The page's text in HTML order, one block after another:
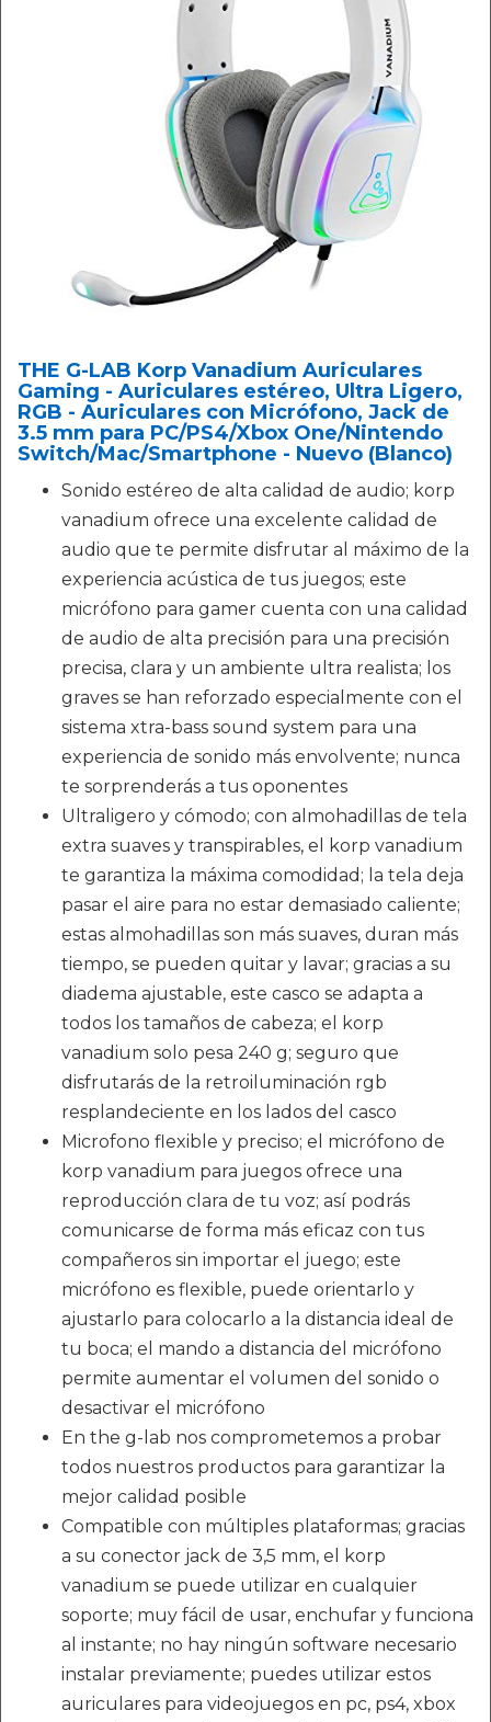
THE G-LAB Korp Vanadium Auriculares
Gaming - Auriculares estéreo, Ultra Ligero,
RGB - Auriculares con Micrófono, Jack de
3.5 mm para PC/PS4/Xbox One/Nintendo
Switch/Mac/Smartphone - Nuevo (Blanco)
Sonido estéreo de alta calidad de audio; korp
vanadium ofrece una excelente calidad de
audio que te permite disfrutar al máximo de la
experiencia acústica de tus juegos; este
micrófono para gamer cuenta con una calidad
de audio de alta precisión para una precisión
precisa, clara y un ambiente ultra realista; los
graves se han reforzado especialmente con el
sistema xtra-bass sound system para una
experiencia de sonido más envolvente; nunca
te sorprenderás a tus oponentes
Ultraligero y cómodo; con almohadillas de tela
extra suaves y transpirables, el korp vanadium
te garantiza la máxima comodidad; la tela deja
pasar el aire para no estar demasiado caliente;
estas almohadillas son más suaves, duran más
tiempo, se pueden quitar y lavar; gracias a su
diadema ajustable, este casco se adapta a
todos los tamaños de cabeza; el korp
vanadium solo pesa 240 g; seguro que
disfrutarás de la retroiluminación rgb
resplandeciente en los lados del casco
Microfono flexible y preciso; el micrófono de
korp vanadium para juegos ofrece una
reproducción clara de tu voz; así podrás
comunicarse de forma más eficaz con tus
compañeros sin importar el juego; este
micrófono es flexible, puede orientarlo y
ajustarlo para colocarlo a la distancia ideal de
tu boca; el mando a distancia del micrófono
permite aumentar el volumen del sonido o
desactivar el micrófono
En the g-lab nos comprometemos a probar
todos nuestros productos para garantizar la
mejor calidad posible
Compatible con múltiples plataformas; gracias
a su conector jack de 3,5 mm, el korp
vanadium se puede utilizar en cualquier
soporte; muy fácil de usar, enchufar y funciona
al instante; no hay ningún software necesario
instalar previamente; puedes utilizar estos
auriculares para videojuegos en pc, ps4, xbox